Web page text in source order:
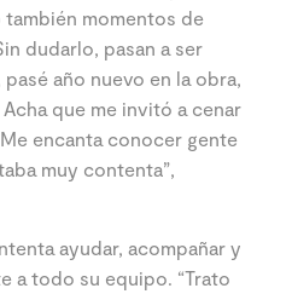
momentos de
dudarlo, pasan a ser
año nuevo en la obra,
que me invitó a cenar
encanta conocer gente
muy contenta”,
ayudar, acompañar y
a todo su equipo. “Trato